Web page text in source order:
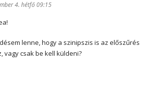
4. hétfő 09:15
lenne, hogy a szinipszis is az előszűrés
vagy csak be kell küldeni?